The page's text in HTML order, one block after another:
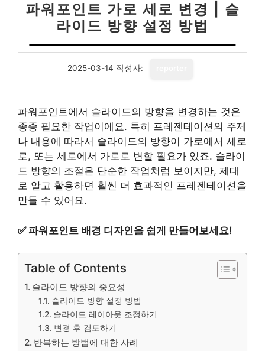
파워포인트 가로 세로 변경 | 슬
라이드 방향 설정 방법
2025-03-14 작성자:
파워포인트에서 슬라이드의 방향을 변경하는 것은
종종 필요한 작업이에요. 특히 프레젠테이션의 주제
나 내용에 따라서 슬라이드의 방향이 가로에서 세로
로, 또는 세로에서 가로로 변할 필요가 있죠. 슬라이
드 방향의 조절은 단순한 작업처럼 보이지만, 제대
로 알고 활용하면 훨씬 더 효과적인 프레젠테이션을
만들 수 있어요.
✅ 파워포인트 배경 디자인을 쉽게 만들어보세요!
Table of Contents
슬라이드 방향의 중요성
슬라이드 방향 설정 방법
슬라이드 레이아웃 조정하기
변경 후 검토하기
반복하는 방법에 대한 사례